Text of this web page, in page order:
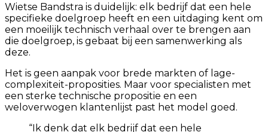
Wietse Bandstra is duidelijk: elk bedrijf dat een hele
specifieke doelgroep heeft en een uitdaging kent om
een moeilijk technisch verhaal over te brengen aan
die doelgroep, is gebaat bij een samenwerking als
deze.
Het is geen aanpak voor brede markten of lage-
complexiteit-proposities. Maar voor specialisten met
een sterke technische propositie en een
weloverwogen klantenlijst past het model goed.
“Ik denk dat elk bedrijf dat een hele